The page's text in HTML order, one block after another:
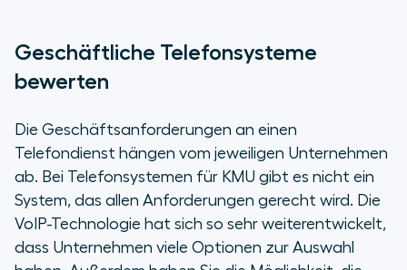
Geschäftliche Telefonsysteme
bewerten
Die Geschäftsanforderungen an einen
Telefondienst hängen vom jeweiligen Unternehmen
ab. Bei Telefonsystemen für KMU gibt es nicht ein
System, das allen Anforderungen gerecht wird. Die
VoIP-Technologie hat sich so sehr weiterentwickelt,
dass Unternehmen viele Optionen zur Auswahl